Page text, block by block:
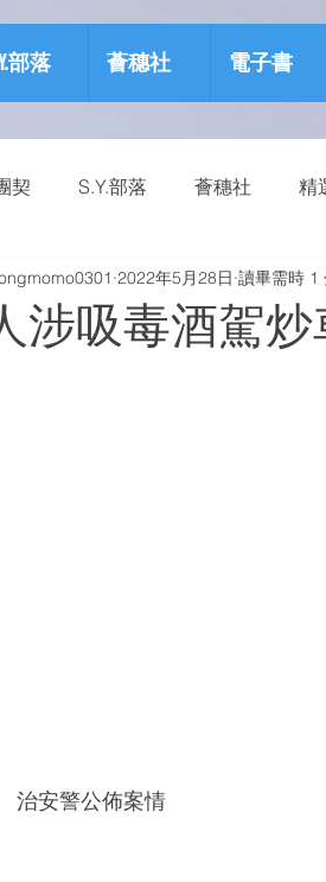
部落 薈穗社 電子書
契 S.Y.部落 薈穗社 精
防物質濫用資源包 健康生活
涉吸毒酒駕炒
2022年5月28日 讀畢需時 1
              治安警公佈案情